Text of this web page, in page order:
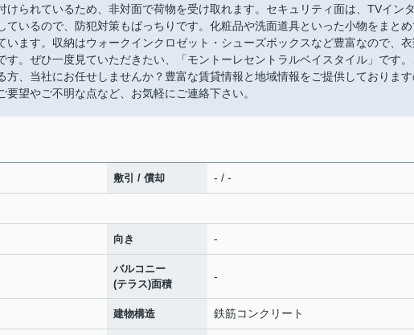
けられているため、非対面で荷物を受け取れます。セキュリティ面は、TVイン
ているので、防犯対策もばっちりです。化粧品や洗面道具といった小物をまと
います。収納はウォークインクロゼット・シューズボックスなど豊富なので、
す。ぜひ一度見ていただきたい、「モントーレセントラルベイスタイル」です
方、当社にお任せしませんか？豊富な賃貸情報と地域情報をご提供しておりま
望やご不明な点など、お気軽にご連絡下さい。
敷引 / 償却 - / -
向き -
バルコニー
(テラス)面積
-
建物構造 鉄筋コンクリート